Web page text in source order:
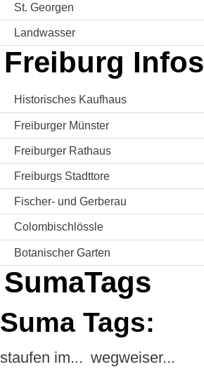
St. Georgen
Landwasser
Freiburg Infos
Historisches Kaufhaus
Freiburger Münster
Freiburger Rathaus
Freiburgs Stadttore
Fischer- und Gerberau
Colombischlössle
Botanischer Garten
SumaTags
Suma Tags:
staufen im... wegweiser...